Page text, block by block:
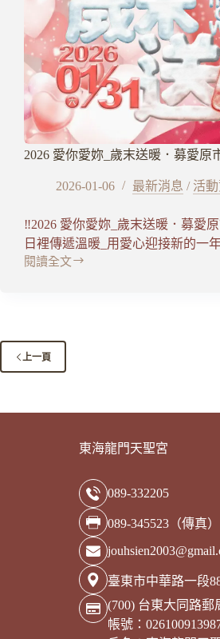
2026 愛你愛妳_歲末送暖．募愛原
2026-01-06 最新消息 / 活
‼️2026 愛你愛妳_歲末送暖．募愛
日裡傳遞溫暖_用愛心迎接新的一
閱讀全文
2026
_
歲
暖．
上一頁
東海龍門天聖宮
089-332205
089-345523（傳真）
臺東市中華路一段
(700) 台東大同路郵
帳號：